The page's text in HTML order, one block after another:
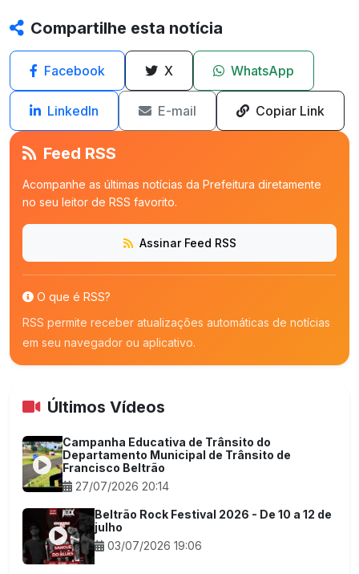
Compartilhe esta notícia
Facebook X WhatsApp
LinkedIn E-mail Copiar Link
Feed RSS
Acompanhe as últimas notícias da Prefeitura diretamente
no seu leitor de RSS favorito.
Assinar Feed RSS
O que é RSS?
RSS permite receber atualizações automáticas de notícias
em seu navegador ou aplicativo.
Últimos Vídeos
Campanha Educativa de Trânsito do
Departamento Municipal de Trânsito de
Francisco Beltrão
27/07/2026 20:14
Beltrão Rock Festival 2026 - De 10 a 12 de
julho
03/07/2026 19:06